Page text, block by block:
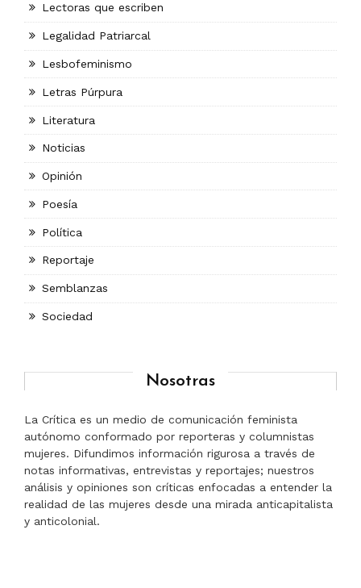
Lectoras que escriben
Legalidad Patriarcal
Lesbofeminismo
Letras Púrpura
Literatura
Noticias
Opinión
Poesía
Política
Reportaje
Semblanzas
Sociedad
Nosotras
La Crítica es un medio de comunicación feminista
autónomo conformado por reporteras y columnistas
mujeres. Difundimos información rigurosa a través de
notas informativas, entrevistas y reportajes; nuestros
análisis y opiniones son críticas enfocadas a entender la
realidad de las mujeres desde una mirada anticapitalista
y anticolonial.